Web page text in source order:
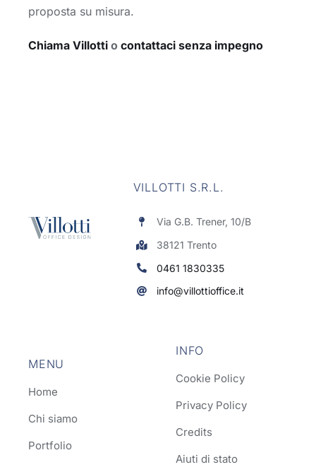
proposta su misura.
Chiama Villotti o contattaci senza impegno
VILLOTTI S.R.L.
Via G.B. Trener, 10/B
38121 Trento
0461 1830335
info@villottioffice.it
MENU
Home
Chi siamo
Portfolio
INFO
Cookie Policy
Privacy Policy
Credits
Aiuti di stato